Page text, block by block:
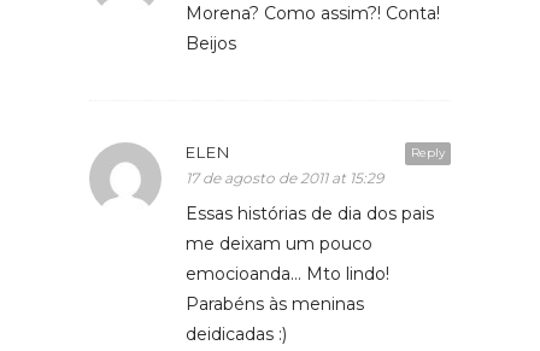
Morena? Como assim?! Conta!
Beijos
Reply
ELEN
17 de agosto de 2011 at 15:29
Essas histórias de dia dos pais
me deixam um pouco
emocioanda… Mto lindo!
Parabéns às meninas
deidicadas :)